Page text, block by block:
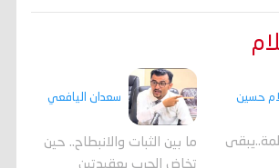
حسين سعدان اليافعي
ما بين الثبات والانبطاح.. حين
تخاض الحرب بعقيدتين